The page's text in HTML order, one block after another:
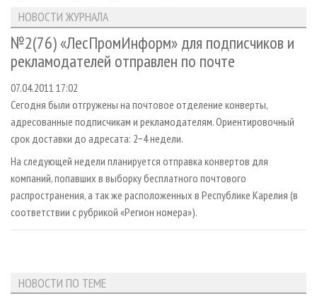
ЛЕСОЗАГОТОВКА
ЛЕСОПИЛЕНИЕ
СУШКА ДРЕВЕСИНЫ
ПРОИЗВОДСТВО ДРЕВЕСНЫХ ПЛИТ
ДЕРЕВЯННОЕ ДОМОСТРОЕНИЕ
ПРОИЗВОДСТВО МЕБЕЛИ
БИОЭНЕРГЕТИКА
ЦБП
НОВОСТИ ЛПК
НОВОСТИ ЖУРНАЛА
ПРОЕКТЫ ЛПИ
АНАЛИТИКА
ПРЕДПРИЯТИЯ ЛПК
ПЕРСОНЫ
МОБИЛЬНЫЕ ВЫСТАВКИ
ОФИЦИАЛЬНЫЕ ДЕЛЕГАЦИИ
ПРИОРИТЕТНЫЕ ИНВЕСТПРОЕКТЫ
RUSSIAN FORESTRY REVIEW
ГАЗЕТА ЛЕСПРОМФОРУМ
АРХИВ
АРХИВ ЖУРНАЛОВ
О ЖУРНАЛЕ
ПОДПИСКА
КОНТАКТЫ
РЕКЛАМОДАТЕЛЯМ
РЕКЛАМА
РЕКЛАМА НА САЙТЕ
НОВОСТИ ЖУРНАЛА
№2(76) «ЛесПромИнформ» для подписчиков и
рекламодателей отправлен по почте
07.04.2011 17:02
Сегодня были отгружены на почтовое отделение конверты,
адресованные подписчикам и рекламодателям. Ориентировочный
срок доставки до адресата: 2−4 недели.
На следующей недели планируется отправка конвертов для
компаний, попавших в выборку бесплатного почтового
распространения, а так же расположенных в Республике Карелия (в
соответствии с рубрикой «Регион номера»).
НОВОСТИ ПО ТЕМЕ